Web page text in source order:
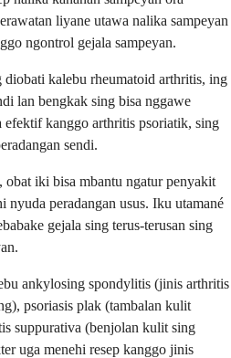
liyane utawa nalika sampeyan
ngontrol gejala sampeyan.
kalebu rheumatoid arthritis, ing
lan bengkak sing bisa nggawe
efektif kanggo arthritis psoriatik, sing
sendi.
iki bisa mbantu ngatur penyakit
peradangan usus. Iku utamané
gejala sing terus-terusan sing
ankylosing spondylitis (jinis arthritis
psoriasis plak (tambalan kulit
suppurativa (benjolan kulit sing
uga menehi resep kanggo jinis